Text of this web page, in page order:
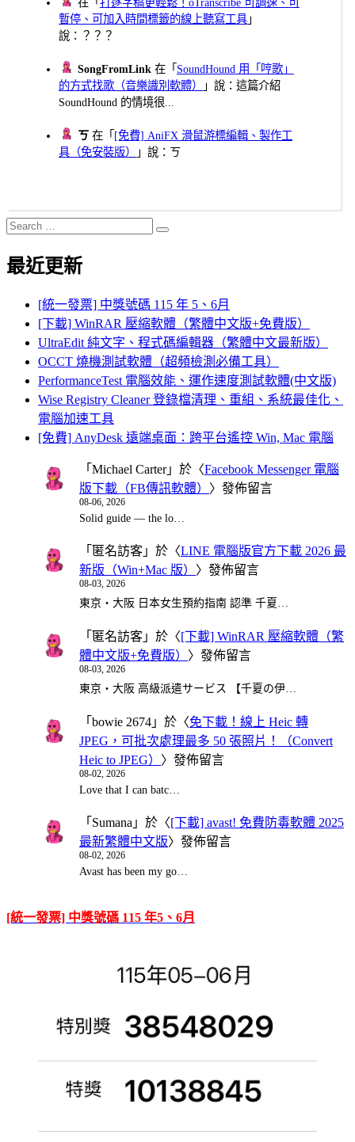
暫停、可加入時間標籤的線上聽寫工具 」
說：？？？
SongFromLink 在「 SoundHound 用「哼歌」
的方式找歌（音樂識別軟體）
」說：這篇介紹
SoundHound 的情境很...
ㄎ 在「 [免費] AniFX 滑鼠游標編輯、製作工
具（免安裝版）
」說：ㄎ
Search
for:
Search
最近更新
[統一發票] 中獎號碼 115 年 5、6月
[下載] WinRAR 壓縮軟體（繁體中文版+免費版）
UltraEdit 純文字、程式碼編輯器（繁體中文最新版）
OCCT 燒機測試軟體（超頻檢測必備工具）
PerformanceTest 電腦效能、運作速度測試軟體(中文版)
Wise Registry Cleaner 登錄檔清理、重組、系統最佳化、
電腦加速工具
[免費] AnyDesk 遠端桌面：跨平台遙控 Win, Mac 電腦
「 Michael Carter」於〈Facebook Messenger 電腦
版下載（FB傳訊軟體） 〉發佈留言
08-06, 2026
Solid guide — the lo…
「 匿名訪客 」於〈LINE 電腦版官方下載 2026 最
新版（Win+Mac 版） 〉發佈留言
08-03, 2026
東京・大阪 日本女生預約指南 認準 千夏…
「 匿名訪客 」於〈[下載] WinRAR 壓縮軟體（繁
體中文版+免費版） 〉發佈留言
08-03, 2026
東京・大阪 高級派遣サービス 【千夏の伊…
「 bowie 2674 」於〈免下載！線上 Heic 轉
JPEG，可批次處理最多 50 張照片！（Convert
Heic to JPEG） 〉發佈留言
08-02, 2026
Love that I can batc…
「 Sumana 」於〈[下載] avast! 免費防毒軟體 2025
最新繁體中文版〉發佈留言
08-02, 2026
Avast has been my go…
[統一發票] 中獎號碼 115 年5、6月